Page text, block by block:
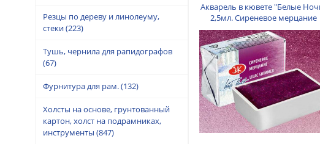
Резцы по дереву и линолеуму,
стеки(223)
Тушь, чернила для рапидографов
(67)
Фурнитура для рам.(132)
Холсты на основе, грунтованный
картон, холст на подрамниках,
инструменты (847)
Акварель в кювете "Белые
2,5мл. Сиреневое мерцание